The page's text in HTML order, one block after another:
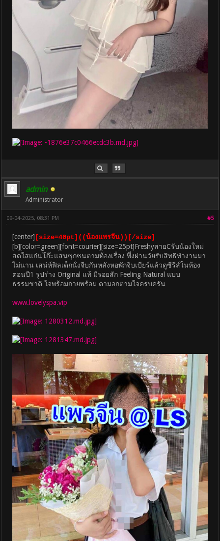
admin
Administrator
#5
09-04-2025, 08:31 PM
[center] [size=40pt]((น้องแพรจีน))[/size]
[b][color=green][font=courier][size=25pt]FreshyสายCรับน้องใหม่
สดใสแก่นโก๊ะแสนซุกซนตามท้องเรื่อง พึ่งผ่านวัยรับสิทธิทำงานมา
ไม่นาน เสน่ห์ฟิลเด็กนั่งจีบกันหลังหอพักจิบเบียร์แล้วดูซีรีส์ในห้อง
ตอนปี1 รูปร่าง Original แท้ มีรอยสัก Feeling Natural แบบ
ธรรมชาติ ใจพร้อมกายพร้อม ตามอกตามใจครบครัน
www.lovelyspa.vip